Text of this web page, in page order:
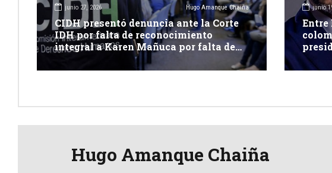
junio 27, 2026 Hugo Amanque Chaiña
CIDH presentó denuncia ante la Corte
IDH por falta de reconocimiento
integral a Karen Mañuca por falta de
reconocimiento integral a su identidad
de genero
junio
Entre
Hugo Amanque Chaiña